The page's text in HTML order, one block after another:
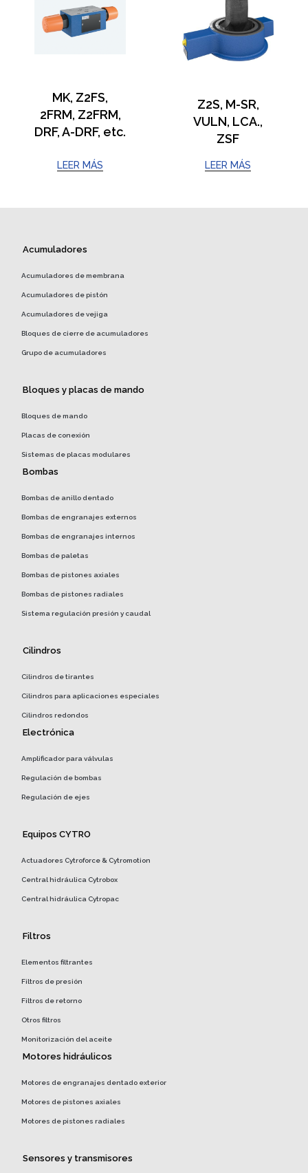
MK, Z2FS,
2FRM, Z2FRM,
DRF, A-DRF, etc.
LEER MÁS
Z2S, M-SR,
VULN, LCA.,
ZSF
LEER MÁS
Acumuladores
Acumuladores de membrana
Acumuladores de pistón
Acumuladores de vejiga
Bloques de cierre de acumuladores
Grupo de acumuladores
Bloques y placas de mando
Bloques de mando
Placas de conexión
Sistemas de placas modulares
Bombas
Bombas de anillo dentado
Bombas de engranajes externos
Bombas de engranajes internos
Bombas de paletas
Bombas de pistones axiales
Bombas de pistones radiales
Sistema regulación presión y caudal
Cilindros
Cilindros de tirantes
Cilindros para aplicaciones especiales
Cilindros redondos
Electrónica
Amplificador para válvulas
Regulación de bombas
Regulación de ejes
Equipos CYTRO
Actuadores Cytroforce & Cytromotion
Central hidráulica Cytrobox
Central hidráulica Cytropac
Filtros
Elementos filtrantes
Filtros de presión
Filtros de retorno
Otros filtros
Monitorización del aceite
Motores hidráulicos
Motores de engranajes dentado exterior
Motores de pistones axiales
Motores de pistones radiales
Sensores y transmisores